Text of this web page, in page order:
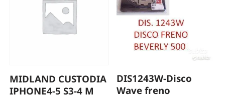
MIDLAND CUSTODIA
IPHONE4-5 S3-4 M
DIS1243W-Disco
Wave freno